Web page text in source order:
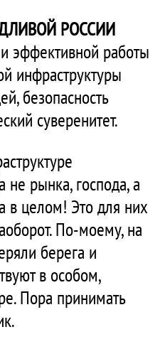
РОССИИ
эффективной работы
инфраструктуры
безопасность
суверенитет.
не рынка, господа, а
в целом! Это для них
По-моему, на
берега и
в особом,
Пора принимать